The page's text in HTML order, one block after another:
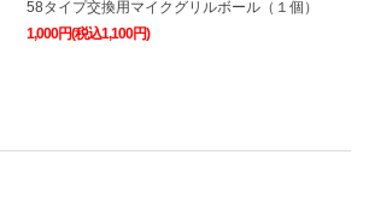
58タイプ交換用マイクグリルボール（１個）
1,000円(税込1,100円)